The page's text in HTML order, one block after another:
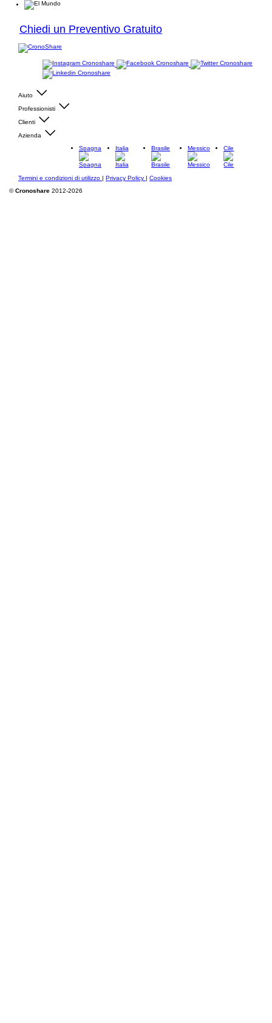
Chiedi un Preventivo Gratuito
Aiuto
Professionisti
Clienti
Azienda
Spagna
Italia Brasile Messico Cile
Termini e condizioni di utilizzo | Privacy Policy | Cookies
©Cronoshare 2012-2026